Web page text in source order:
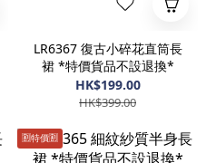
LR6367 復古小碎花直筒長
裙 *特價貨品不設退換*
HK$199.00
HK$399.00
🈹️特價🈹️